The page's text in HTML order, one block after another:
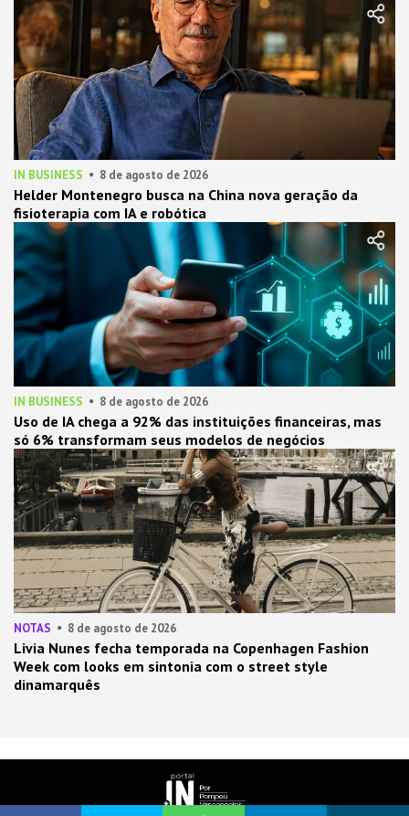
IN BUSINESS 8 de agosto de 2026
Helder Montenegro busca na China nova geração da
fisioterapia com IA e robótica
IN BUSINESS 8 de agosto de 2026
Uso de IA chega a 92% das instituições financeiras, mas
só 6% transformam seus modelos de negócios
NOTAS 8 de agosto de 2026
Livia Nunes fecha temporada na Copenhagen Fashion
Week com looks em sintonia com o street style
dinamarquês